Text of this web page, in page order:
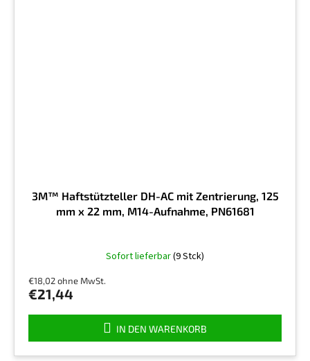
3M™ Haftstützteller DH-AC mit Zentrierung, 125
mm x 22 mm, M14-Aufnahme, PN61681
Sofort lieferbar(9 Stck)
€18,02 ohne MwSt.
€21,44
IN DEN WARENKORB